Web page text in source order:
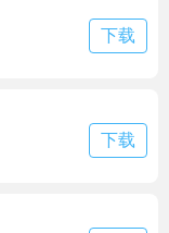
下载
下载